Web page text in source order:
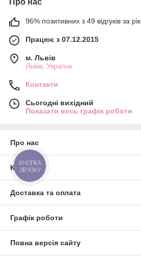
96% позитивних з 49 відгуків за рік
Працює з 07.12.2015
м. Львів
Львів, Україна
Контакти
Сьогодні вихідний
Показати весь графік роботи
Про нас
Контакти
Доставка та оплата
Графік роботи
Повна версія сайту
КНОПКА
ЗВ'ЯЗКУ